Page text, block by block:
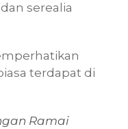
serealia
terdapat di
Ramai